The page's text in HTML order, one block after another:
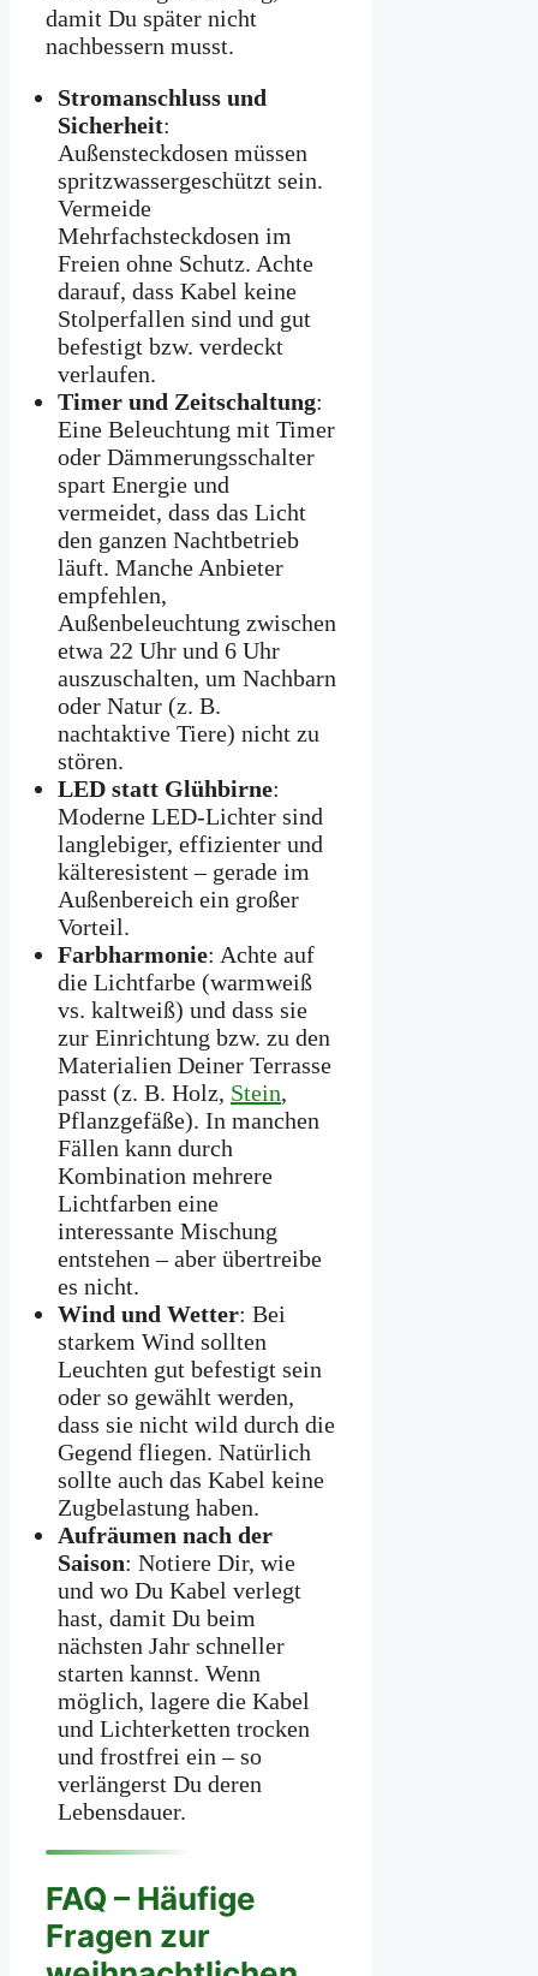
damit Du später nicht
nachbessern musst.
Stromanschluss und
Sicherheit:
Außensteckdosen müssen
spritzwassergeschützt sein.
Vermeide
Mehrfachsteckdosen im
Freien ohne Schutz. Achte
darauf, dass Kabel keine
Stolperfallen sind und gut
befestigt bzw. verdeckt
verlaufen.
Timer und Zeitschaltung:
Eine Beleuchtung mit Timer
oder Dämmerungsschalter
spart Energie und
vermeidet, dass das Licht
den ganzen Nachtbetrieb
läuft. Manche Anbieter
empfehlen,
Außenbeleuchtung zwischen
etwa 22 Uhr und 6 Uhr
auszuschalten, um Nachbarn
oder Natur (z. B.
nachtaktive Tiere) nicht zu
stören.
LED statt Glühbirne:
Moderne LED-Lichter sind
langlebiger, effizienter und
kälteresistent – gerade im
Außenbereich ein großer
Vorteil.
Farbharmonie: Achte auf
die Lichtfarbe (warmweiß
vs. kaltweiß) und dass sie
zur Einrichtung bzw. zu den
Materialien Deiner Terrasse
passt (z. B. Holz, Stein,
Pflanzgefäße). In manchen
Fällen kann durch
Kombination mehrere
Lichtfarben eine
interessante Mischung
entstehen – aber übertreibe
es nicht.
Wind und Wetter: Bei
starkem Wind sollten
Leuchten gut befestigt sein
oder so gewählt werden,
dass sie nicht wild durch die
Gegend fliegen. Natürlich
sollte auch das Kabel keine
Zugbelastung haben.
Aufräumen nach der
Saison: Notiere Dir, wie
und wo Du Kabel verlegt
hast, damit Du beim
nächsten Jahr schneller
starten kannst. Wenn
möglich, lagere die Kabel
und Lichterketten trocken
und frostfrei ein – so
verlängerst Du deren
Lebensdauer.
FAQ – Häufige
Fragen zur